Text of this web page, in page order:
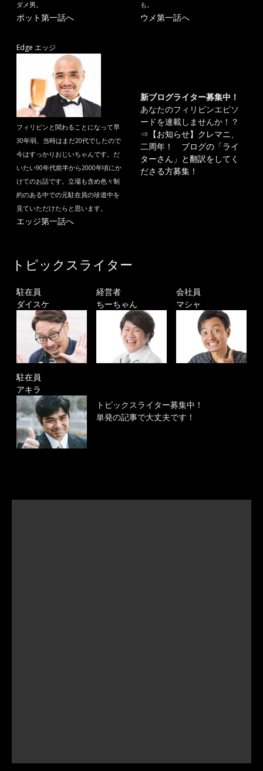
ダメ男。
ポット第一話へ
も。
ウメ第一話へ
Edge エッジ
フィリピンと関わることになって早
30年弱、当時はまだ20代でしたので
今はすっかりおじいちゃんです。だ
いたい90年代前半から2000年頃にか
けてのお話です。立場も含め色々制
約のある中での元駐在員の珍道中を
見ていただけたらと思います。
エッジ第一話へ
新ブログライター募集中！
あなたのフィリピンエピソ
ードを連載しませんか！？
⇒ 【お知らせ】クレマニ、
二周年！ ブログの「ライ
ターさん」と翻訳をしてく
ださる方募集！
トピックスライター
駐在員
ダイスケ
経営者
ちーちゃん
会社員
マシャ
駐在員
アキラ
トピックスライター募集中！
単発の記事で大丈夫です！